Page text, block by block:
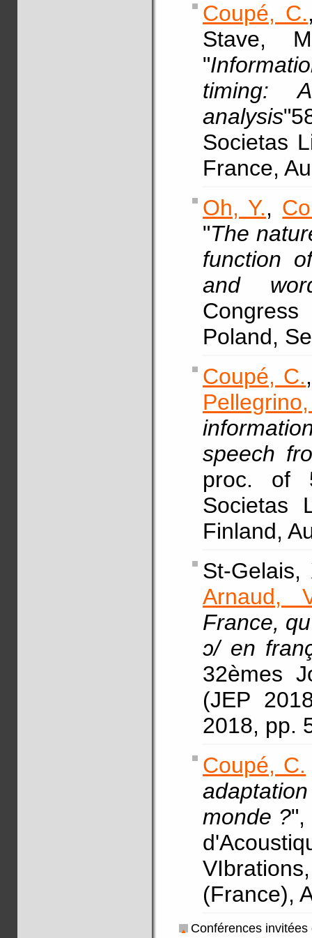
Coupé, C.
Stave,
"
timing:
analysis
Societas
France,
Oh, Y.,
"The
function
and
Poland,
Coupé, C.
speech
proc. of
Societas
Finland,
St-
Arnaud,
France,
ɔ/ en
32èmes
(JEP
2018, pp.
Coupé, C.
monde ?",
(France),
Conférences